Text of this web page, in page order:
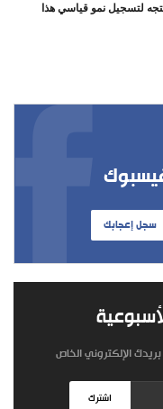
تتجه لتسجيل نمو قياسي هذا
سجل إعجابك
الإلكتروني الخاص
اشترك